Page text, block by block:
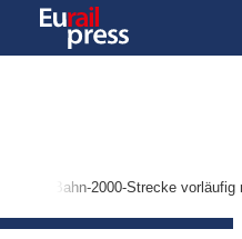
Bahn-2000-Strecke